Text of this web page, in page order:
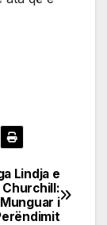
Lindja e
i